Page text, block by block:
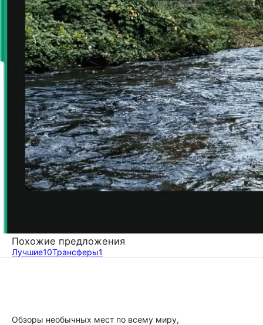
Похожие предложения
Лучшие10Трансферы1
Обзоры необычных мест по всему миру,